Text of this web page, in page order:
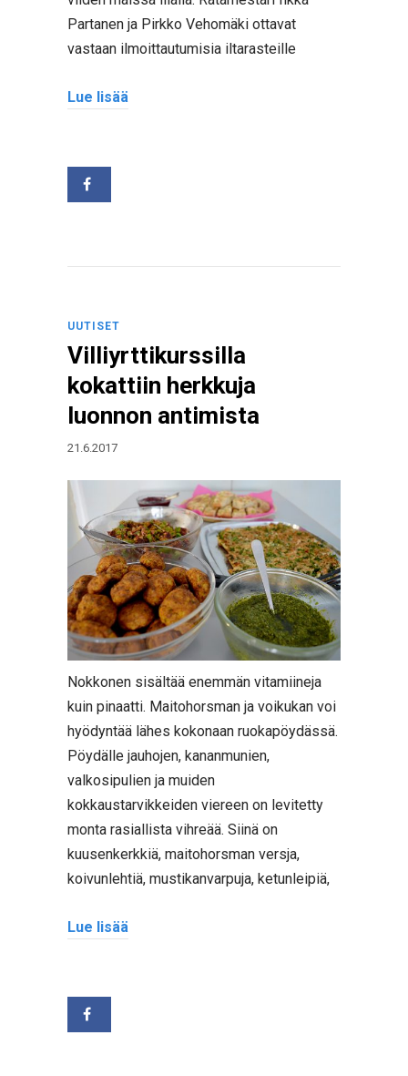
Partanen ja Pirkko Vehomäki ottavat
vastaan ilmoittautumisia iltarasteille
Lue lisää
UUTISET
Villiyrttikurssilla
kokattiin herkkuja
luonnon antimista
21.6.2017
Nokkonen sisältää enemmän vitamiineja
kuin pinaatti. Maitohorsman ja voikukan voi
hyödyntää lähes kokonaan ruokapöydässä.
Pöydälle jauhojen, kananmunien,
valkosipulien ja muiden
kokkaustarvikkeiden viereen on levitetty
monta rasiallista vihreää. Siinä on
kuusenkerkkiä, maitohorsman versja,
koivunlehtiä, mustikanvarpuja, ketunleipiä,
Lue lisää